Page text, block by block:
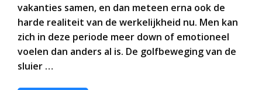
vakanties samen, en dan meteen erna ook de
harde realiteit van de werkelijkheid nu. Men kan
zich in deze periode meer down of emotioneel
voelen dan anders al is. De golfbeweging van de
sluier …